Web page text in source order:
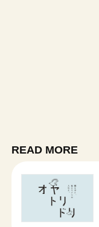
READ MORE